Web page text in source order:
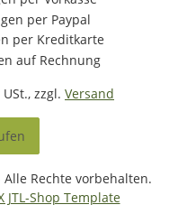
zzgl. Versand
Rechte vorbehalten.
JTL-Shop Template